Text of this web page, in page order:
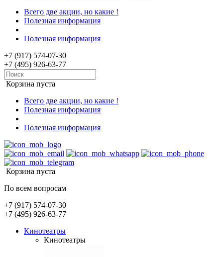
Всего две акции, но какие !
Полезная информация
Полезная информация
+7 (917) 574-07-30
+7 (495) 926-63-77
Корзина пуста
Всего две акции, но какие !
Полезная информация
Полезная информация
Корзина пуста
По всем вопросам
+7 (917) 574-07-30
+7 (495) 926-63-77
Кинотеатры
Кинотеатры